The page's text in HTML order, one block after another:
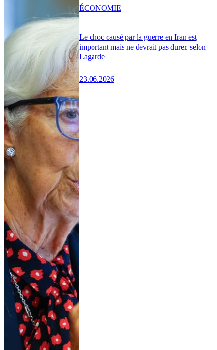
Le choc causé par la guerre en Iran est
important mais ne devrait pas durer, selon
Lagarde
23.06.2026
ÉCONOMIE